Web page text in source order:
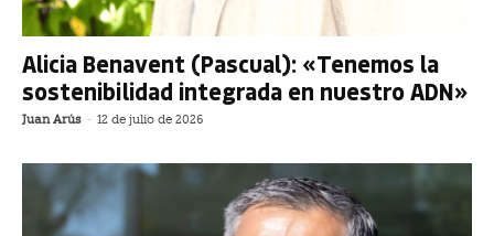
Alicia Benavent (Pascual): «Tenemos la
sostenibilidad integrada en nuestro ADN»
Juan Arús - 12 de julio de 2026